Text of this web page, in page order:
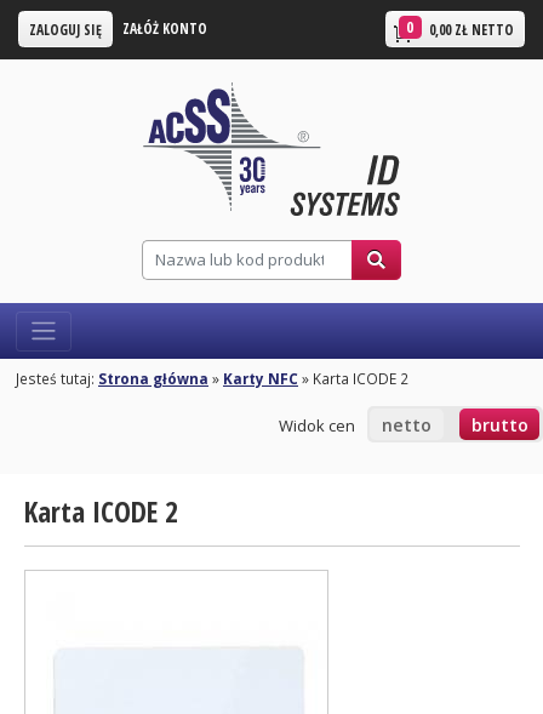
ZALOGUJ SIĘ ZAŁÓŻ KONTO 0 0,00 ZŁ NETTO
Jesteś tutaj: Strona główna » Karty NFC» Karta ICODE 2
Widok cen netto brutto
Karta ICODE 2